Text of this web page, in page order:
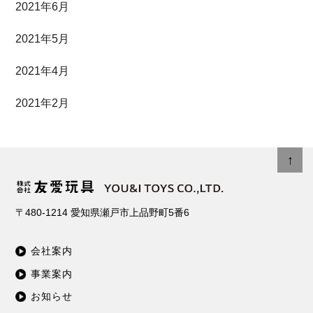
2021年6月
2021年5月
2021年4月
2021年2月
〒480-1214 愛知県瀬戸市上品野町5番6
会社案内
事業案内
お知らせ
↑